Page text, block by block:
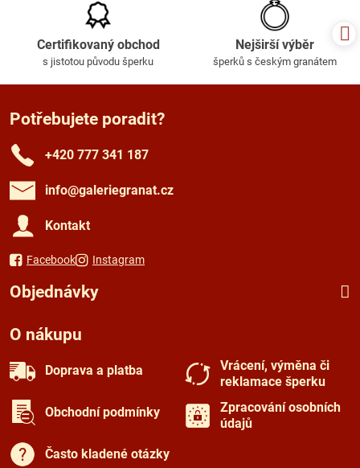
Certifikovaný obchod
s jistotou původu šperku
Nejširší výběr
šperků s českým granátem
Potřebujete poradit?
+420 777 341 187
info​@galeriegranat​.cz
Kontakt
Facebook Instagram
Objednávky
O nákupu
Doprava a platba
Vrácení, výměna či
reklamace šperku
Obchodní podmínky
Zpracování osobních
údajů
Často kladené otázky